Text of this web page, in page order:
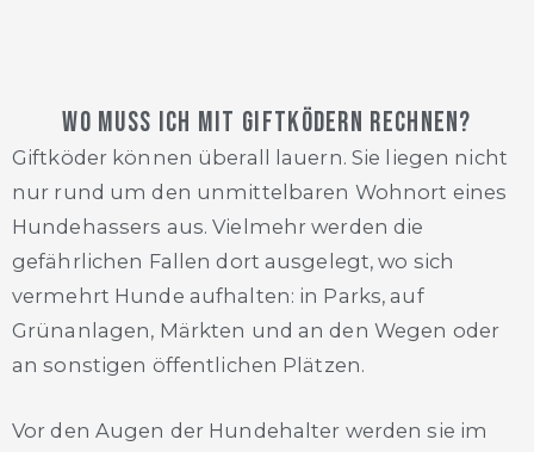
Wo muss ich mit Giftködern rechnen?
Giftköder können überall lauern. Sie liegen nicht
nur rund um den unmittelbaren Wohnort eines
Hundehassers aus. Vielmehr werden die
gefährlichen Fallen dort ausgelegt, wo sich
vermehrt Hunde aufhalten: in Parks, auf
Grünanlagen, Märkten und an den Wegen oder
an sonstigen öffentlichen Plätzen.
Vor den Augen der Hundehalter werden sie im